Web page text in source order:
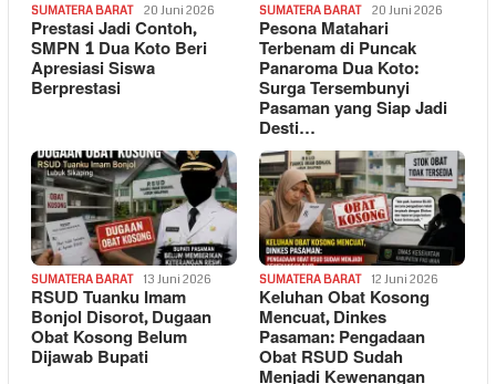
SUMATERA BARAT 20 Juni 2026
Prestasi Jadi Contoh,
SMPN 1 Dua Koto Beri
Apresiasi Siswa
Berprestasi
SUMATERA BARAT 20 Juni 2026
Pesona Matahari
Terbenam di Puncak
Panaroma Dua Koto:
Surga Tersembunyi
Pasaman yang Siap Jadi
Desti…
SUMATERA BARAT 13 Juni 2026
RSUD Tuanku Imam
Bonjol Disorot, Dugaan
Obat Kosong Belum
Dijawab Bupati
SUMATERA BARAT 12 Juni 2026
Keluhan Obat Kosong
Mencuat, Dinkes
Pasaman: Pengadaan
Obat RSUD Sudah
Menjadi Kewenangan